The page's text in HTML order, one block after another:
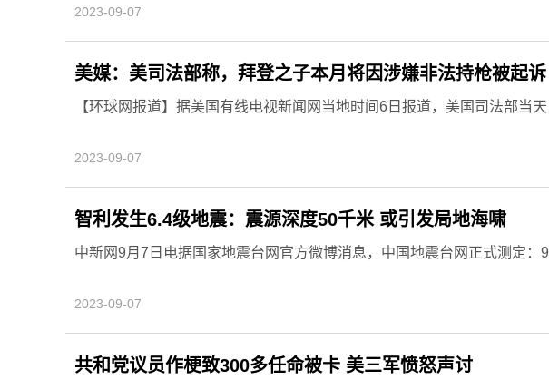
2023-09-07
美媒：美司法部称，拜登之子本月将因涉嫌非法持枪被起诉
【环球网报道】据美国有线电视新闻网当地时间6日报道，美国司法部当天
2023-09-07
智利发生6.4级地震：震源深度50千米 或引发局地海啸
中新网9月7日电据国家地震台网官方微博消息，中国地震台网正式测定：9
2023-09-07
共和党议员作梗致300多任命被卡 美三军愤怒声讨